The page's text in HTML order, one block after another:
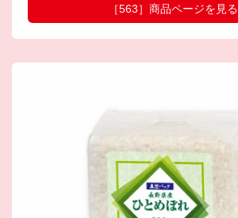
［563］商品ページを見る